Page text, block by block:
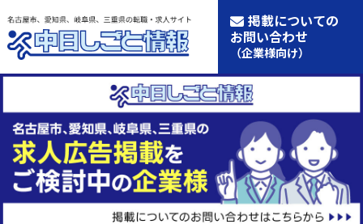
掲載についての
お問い合わせ
（企業様向け）